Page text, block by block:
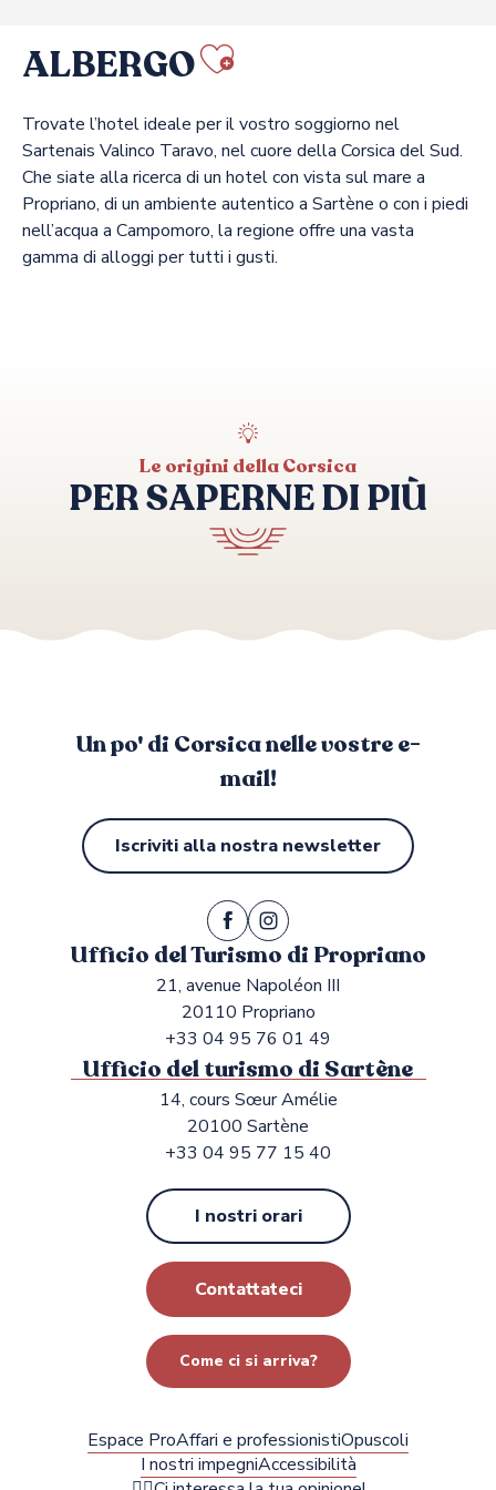
ALBERGO Ajouter
Trovate l’hotel ideale per il vostro soggiorno nel
Sartenais Valinco Taravo, nel cuore della Corsica del Sud.
Che siate alla ricerca di un hotel con vista sul mare a
Propriano, di un ambiente autentico a Sartène o con i piedi
nell’acqua a Campomoro, la regione offre una vasta
gamma di alloggi per tutti i gusti.
HÔTEL DE LA FERME DE MURTOLI
CASA C HOTEL & SPA
LE HAMEAU DE SAPARALE
Le origini della Corsica
PER SAPERNE DI PIÙ
Un po' di Corsica nelle vostre e-
mail!
Iscriviti alla nostra newsletter
Ufficio del Turismo di Propriano
21, avenue Napoléon III
20110 Propriano
+33 04 95 76 01 49
Ufficio del turismo di Sartène
14, cours Sœur Amélie
20100 Sartène
+33 04 95 77 15 40
I nostri orari
Contattateci
Come ci si arriva?
Espace ProAffari e professionistiOpuscoli
I nostri impegniAccessibilità